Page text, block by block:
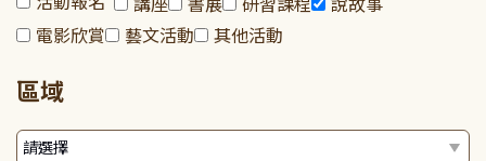
講座 書展 研習課程
說故事
電影欣賞
藝文活動 其他活動
區域